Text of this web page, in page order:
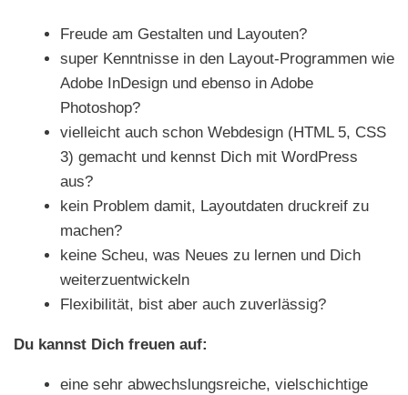
Freude am Gestalten und Layouten?
super Kenntnisse in den Layout-Programmen wie
Adobe InDesign und ebenso in Adobe
Photoshop?
vielleicht auch schon Webdesign (HTML 5, CSS
3) gemacht und kennst Dich mit WordPress
aus?
kein Problem damit, Layoutdaten druckreif zu
machen?
keine Scheu, was Neues zu lernen und Dich
weiterzuentwickeln
Flexibilität, bist aber auch zuverlässig?
Du kannst Dich freuen auf:
eine sehr abwechslungsreiche, vielschichtige